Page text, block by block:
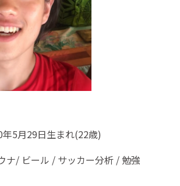
年5月29日生まれ(22歳)
ナ/ ビール / サッカー分析 / 勉強